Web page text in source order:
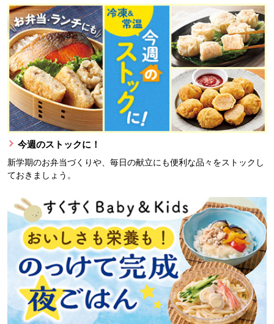
今週のストックに！
新学期のお弁当づくりや、毎日の献立にも便利な品々をストックし
ておきましょう。